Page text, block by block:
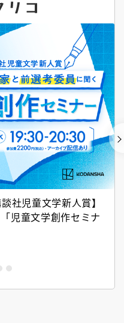
社児童文学新人賞】
児童文学創作セミナ